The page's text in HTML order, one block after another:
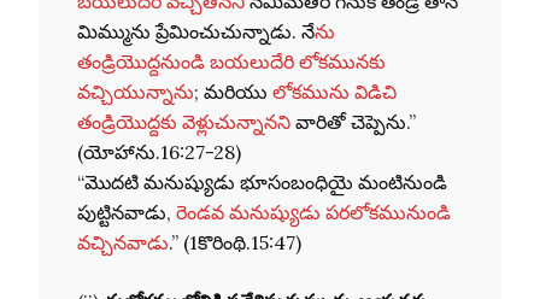
మిమ్మును ప్రేమించుచున్నాడు. నేను
తండ్రియొద్దనుండి బయలుదేరి లోకమునకు
వచ్చియున్నాను; మరియు లోకమును విడిచి
తండ్రియొద్దకు వెళ్లుచున్నానని వారితో చెప్పెను.”
(యోహాను.16:27-28)
“మొదటి మనుష్యుడు భూసంబంధియై మంటినుండి
పుట్టినవాడు, రెండవ మనుష్యుడు పరలోకమునుండి
వచ్చినవాడు.” (1కొరింథి.15:47)